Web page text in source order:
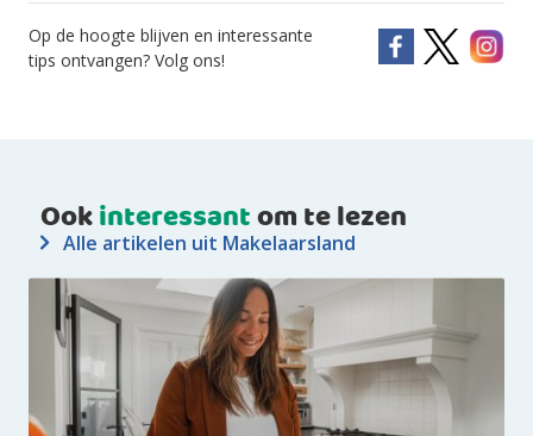
Op de hoogte blijven en interessante
tips ontvangen? Volg ons!
Ookinteressantom te lezen
Alle artikelen uit Makelaarsland